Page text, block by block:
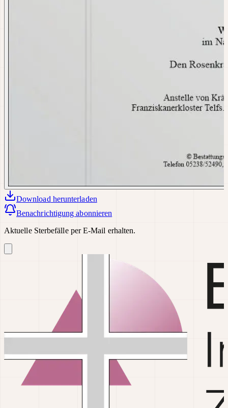
Download herunterladen
Benachrichtigung abonnieren
Aktuelle Sterbefälle per E-Mail erhalten.